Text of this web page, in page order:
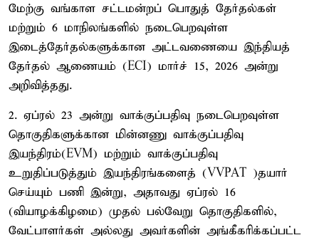
மேற்கு வங்காள சட்டமன்றப் பொதுத் தேர்தல்கள்
மற்றும் 6 மாநிலங்களில் நடைபெறவுள்ள
இடைத்தேர்தல்களுக்கான அட்டவணையை இந்தியத்
தேர்தல் ஆணையம் (ECI) மார்ச் 15, 2026 அன்று
அறிவித்தது.
2. ஏப்ரல் 23 அன்று வாக்குப்பதிவு நடைபெறவுள்ள
தொகுதிகளுக்கான மின்னணு வாக்குப்பதிவு
இயந்திரம்(EVM) மற்றும் வாக்குப்பதிவு
உறுதிப்படுத்தும் இயந்திரங்களைத் (VVPAT )தயார்
செய்யும் பணி இன்று, அதாவது ஏப்ரல் 16
(வியாழக்கிழமை) முதல் பல்வேறு தொகுதிகளில்,
வேட்பாளர்கள் அல்லது அவர்களின் அங்கீகரிக்கப்பட்ட